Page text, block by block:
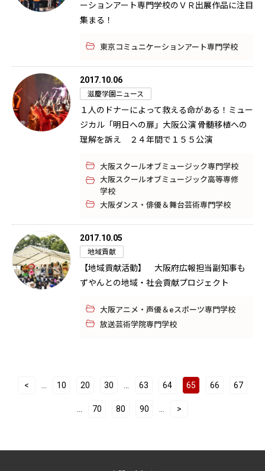
ーションアート専門学校のＶＲ出展作品に注目
集まる！
東京コミュニケーションアート専門学校
2017.10.06
滋慶学園ニュース
１人のドナーによって救える命がある！ミュー
ジカル「明日への扉」大阪公演 骨髄移植への
理解を訴え ２４年間で１５５公演
大阪スクールオブミュージック専門学校
大阪スクールオブミュージック高等専修
学校
大阪ダンス・俳優＆舞台芸術専門学校
2017.10.05
地域貢献
【地域貢献活動】 大阪府広報担当副知事も
ずやんとの地域・社会貢献プロジェクト
大阪アニメ・声優＆eスポーツ専門学校
放送芸術学院専門学校
< 10 20 30 63 64 65 66 67
70 80 90 >